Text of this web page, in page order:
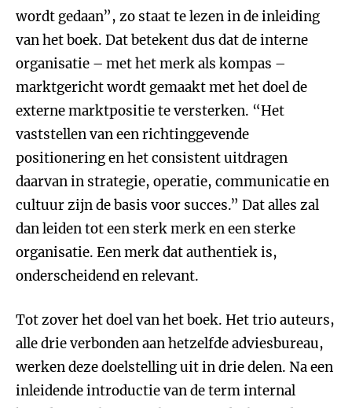
wordt gedaan”, zo staat te lezen in de inleiding
van het boek. Dat betekent dus dat de interne
organisatie – met het merk als kompas –
marktgericht wordt gemaakt met het doel de
externe marktpositie te versterken. “Het
vaststellen van een richtinggevende
positionering en het consistent uitdragen
daarvan in strategie, operatie, communicatie en
cultuur zijn de basis voor succes.” Dat alles zal
dan leiden tot een sterk merk en een sterke
organisatie. Een merk dat authentiek is,
onderscheidend en relevant.
Tot zover het doel van het boek. Het trio auteurs,
alle drie verbonden aan hetzelfde adviesbureau,
werken deze doelstelling uit in drie delen. Na een
inleidende introductie van de term internal